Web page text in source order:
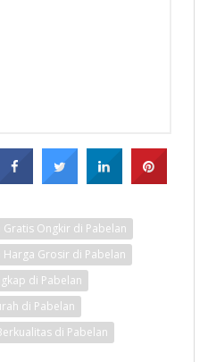
Ongkir di Pabelan
Harga Grosir di Pabelan
di Pabelan
di Pabelan
di Pabelan